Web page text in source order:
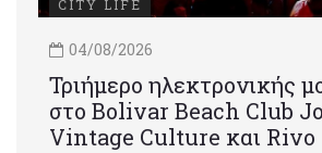
CITY LIFE
04/08/2026
Τριήμερο ηλεκτρονικής
στο Bolivar Beach Club
Vintage Culture και Rivo